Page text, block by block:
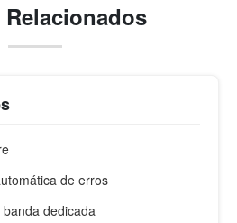
Relacionados
de erros
dedicada